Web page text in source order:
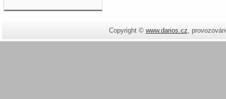
Copyright © www.darios.cz,